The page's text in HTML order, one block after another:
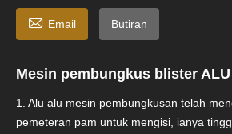
 Email Butiran
Mesin pembungkus blister ALU
1. Alu alu mesin pembungkusan telah
pemeteran pam untuk mengisi, ianya